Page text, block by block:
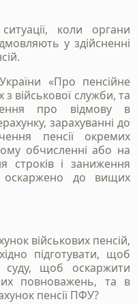
коли органи
у здійсненні
«Про пенсійне
військової служби, та
про відмову в
зарахуванні до
пенсії окремих
обчисленні або на
строків і заниження
оскаржено до вищих
військових пенсій,
підготувати, щоб
щоб оскаржити
повноважень, та в
пенсії ПФУ?